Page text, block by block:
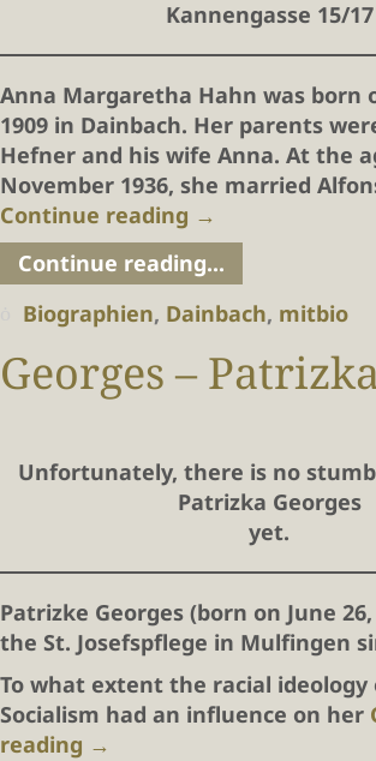
Kannengasse 15/17
Anna Margaretha Hahn was born
1909 in Dainbach. Her parents
Hefner and his wife Anna. At the
November 1936, she married
Continue reading →
Continue reading...
Biographien, Dainbach, mitbio
Georges –
Unfortunately, there is no
Patrizka Georges
yet.
Patrizke Georges (born on June
the St. Josefspflege in Mulfingen
To what extent the racial
Socialism had an influence on her
reading →